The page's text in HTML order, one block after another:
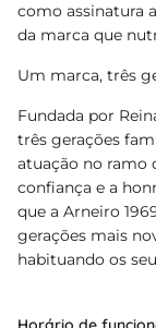
como assinatura
da marca que
Um marca, três
Fundada por
três gerações
atuação no ramo
confiança e a
que a Arneiro
gerações mais
habituando os